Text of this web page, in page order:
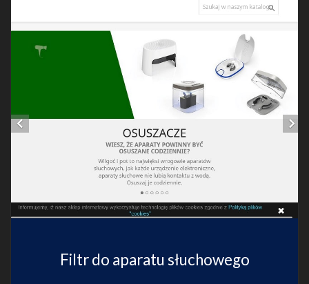
Filtr do aparatu słuchowego